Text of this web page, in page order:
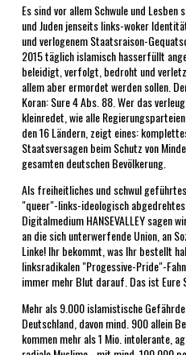
Es sind vor allem Schwule und Lesben
und Juden jenseits links-woker
und verlogenem Staatsraison-
2015 täglich islamisch hasserfüllt
beleidigt, verfolgt, bedroht und
allem aber ermordet werden sollen.
Koran: Sure 4 Abs. 88. Wer das
kleinredet, wie alle
den 16 Ländern, zeigt eines:
Staatsversagen beim Schutz von
gesamten deutschen Bevölkerung.
Als freiheitliches und schwul
"queer"-links-ideologisch
Digitalmedium HANSEVALLEY sagen
an die sich unterwerfende Union, an
Linke! Ihr bekommt, was Ihr bestellt
linksradikalen "Progessive-Pride"-
immer mehr Blut darauf. Das ist Eure
Mehr als 9.000 islamistische
Deutschland, davon mind. 900 allein
kommen mehr als 1 Mio. intolerante,